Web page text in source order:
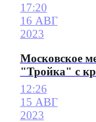
17:20
16 АВГ
2023
Московское
"Тройка" с
12:26
15 АВГ
2023